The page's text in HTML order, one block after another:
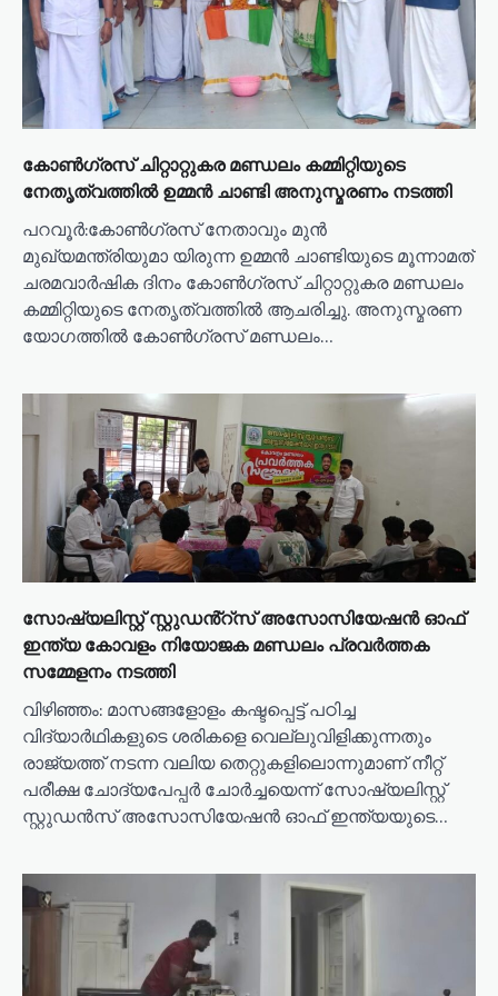
o
കോൺഗ്രസ് ചിറ്റാറ്റുകര മണ്ഡലം കമ്മിറ്റിയുടെ
നേതൃത്വത്തിൽ ഉമ്മൻ ചാണ്ടി അനുസ്മരണം നടത്തി
പറവൂർ:കോൺഗ്രസ് നേതാവും മുൻ
മുഖ്യമന്ത്രിയുമാ യിരുന്ന ഉമ്മൻ ചാണ്ടിയുടെ മൂന്നാമത്
ചരമവാർഷിക ദിനം കോൺഗ്രസ് ചിറ്റാറ്റുകര മണ്ഡലം
കമ്മിറ്റിയുടെ നേതൃത്വത്തിൽ ആചരിച്ചു. അനുസ്മരണ
യോഗത്തിൽ കോൺഗ്രസ് മണ്ഡലം…
സോഷ്യലിസ്റ്റ് സ്റ്റുഡൻ്റ്സ് അസോസിയേഷൻ ഓഫ്
ഇന്ത്യ കോവളം നിയോജക മണ്ഡലം പ്രവർത്തക
സമ്മേളനം നടത്തി
വിഴിഞ്ഞം: മാസങ്ങളോളം കഷ്ടപ്പെട്ട് പഠിച്ച
വിദ്യാർഥികളുടെ ശരികളെ വെല്ലുവിളിക്കുന്നതും
രാജ്യത്ത് നടന്ന വലിയ തെറ്റുകളിലൊന്നുമാണ് നീറ്റ്
പരീക്ഷ ചോദ്യപേപ്പർ ചോർച്ചയെന്ന് സോഷ്യലിസ്റ്റ്
സ്റ്റുഡൻസ് അസോസിയേഷൻ ഓഫ് ഇന്ത്യയുടെ…